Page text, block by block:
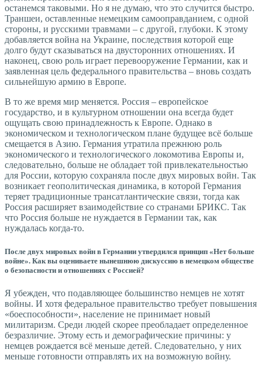
останемся таковыми. Но я не думаю, что это случится быстро.
Траншеи, оставленные немецким самооправданием, с одной
стороны, и русскими травмами – с другой, глубоки. К этому
добавляется война на Украине, последствия которой еще
долго будут сказываться на двусторонних отношениях. И
наконец, свою роль играет перевооружение Германии, как и
заявленная цель федерального правительства – вновь создать
сильнейшую армию в Европе.
В то же время мир меняется. Россия – европейское
государство, и в культурном отношении она всегда будет
ощущать свою принадлежность к Европе. Однако в
экономическом и технологическом плане будущее всё больше
смещается в Азию. Германия утратила прежнюю роль
экономического и технологического локомотива Европы и,
следовательно, больше не обладает той привлекательностью
для России, которую сохраняла после двух мировых войн. Так
возникает геополитическая динамика, в которой Германия
теряет традиционные трансатлантические связи, тогда как
Россия расширяет взаимодействие со странами БРИКС. Так
что Россия больше не нуждается в Германии так, как
нуждалась когда-то.
После двух мировых войн в Германии утвердился принцип «Нет больше
войне». Как вы оцениваете нынешнюю дискуссию в немецком обществе
о безопасности и отношениях с Россией?
Я убежден, что подавляющее большинство немцев не хотят
войны. И хотя федеральное правительство требует повышения
«боеспособности», население не принимает новый
милитаризм. Среди людей скорее преобладает определенное
безразличие. Этому есть и демографические причины: у
немцев рождается всё меньше детей. Следовательно, у них
меньше готовности отправлять их на возможную войну.